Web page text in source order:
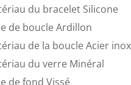
du bracelet Silicone
de boucleArdillon
de la boucleAcier
du verre Minéral
de fond Vissé